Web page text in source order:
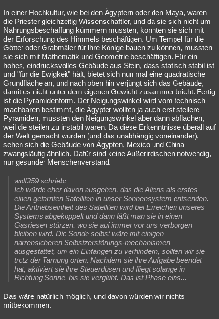
In einer Hochkultur, wie bei den Ägyptern oder den Maya, waren
die Priester gleichzeitig Wissenschaftler, und da sie sich nicht um
Nahrungsbeschaffung kümmern mussten, konnten sie sich mit
der Erforschung des Himmels beschäftigen. Um Tempel für die
Götter oder Grabmäler für ihre Könige bauen zu können, mussten
sie sich mit Mathematik und Geometrie beschäftigen. Für ein
hohes, eindrucksvolles Gebäude aus Stein, dass statisch stabil ist
und "für die Ewigkeit" hält, bietet sich nun mal eine quadratische
Grundfläche an, und nach oben hin verjüngt sich das Gebäude,
damit es nicht unter dem eigenen Gewicht zusammenbricht. Fertig
ist die Pyramidenform. Der Neigungswinkel wird vom technisch
machbaren bestimmt, die Ägypter wollten ja auch erst steilere
Pyramiden, mussten den Neigungswinkel aber dann abflachen,
weil die steilen zu instabil waren. Da diese Erkenntnisse überall auf
der Welt gemacht wurden (und das unabhängig voneinander),
sehen sich die Gebäude von Ägypten, Mexico und China
zwangsläufig ähnlich. Dafür sind keine Außerirdischen notwendig,
nur gesunder Menschenverstand.
wolf359 schrieb:
Ich würde eher davon ausgehen, das die Aliens als erstes
einen getarnten Satelliten in unser Sonnensystem entsenden.
Die Antriebseinheit des Satelliten wird bei Erreichen unseres
Systems abgekoppelt und dann läßt man sie in einen
Gasriesen stürzen, wo sie auf immer vor uns verborgen
bleiben wird. Die Sonde selbst wäre mit einigen
narrensicheren Selbstzerstörungs-mechanismen
ausgestattet, um ein Einfangen zu verhindern, sollten wir sie
trotz der Tarnung orten. Nachdem sie ihre Aufgabe beendet
hat, aktiviert sie ihre Steuerdüsen und fliegt solange in
Richtung Sonne, bis sie verglüht. Das ist Phase eins...
Das wäre natürlich möglich, und davon würden wir nichts
mitbekommen.